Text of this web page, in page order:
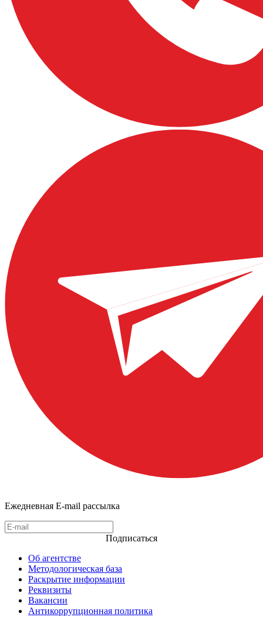
Ежедневная E-mail рассылка
Подписаться
Об агентстве
Методологическая база
Раскрытие информации
Реквизиты
Вакансии
Антикоррупционная политика